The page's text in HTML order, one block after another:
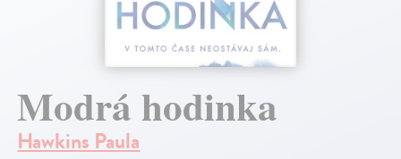
Modrá hodinka
Hawkins Paula